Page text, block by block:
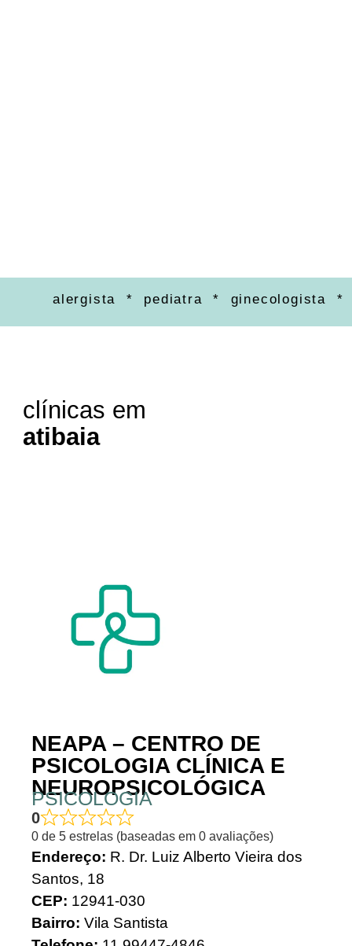
alergista * pediatra * ginecologista *
clínicas em
atibaia
NEAPA – CENTRO DE
PSICOLOGIA CLÍNICA E
NEUROPSICOLÓGICA
PSICOLOGIA
0
0 de 5 estrelas (baseadas em 0 avaliações)
Endereço: R. Dr. Luiz Alberto Vieira dos
Santos, 18
CEP: 12941-030
Bairro: Vila Santista